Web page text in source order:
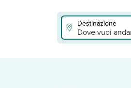
Destinazione
Dove vuoi